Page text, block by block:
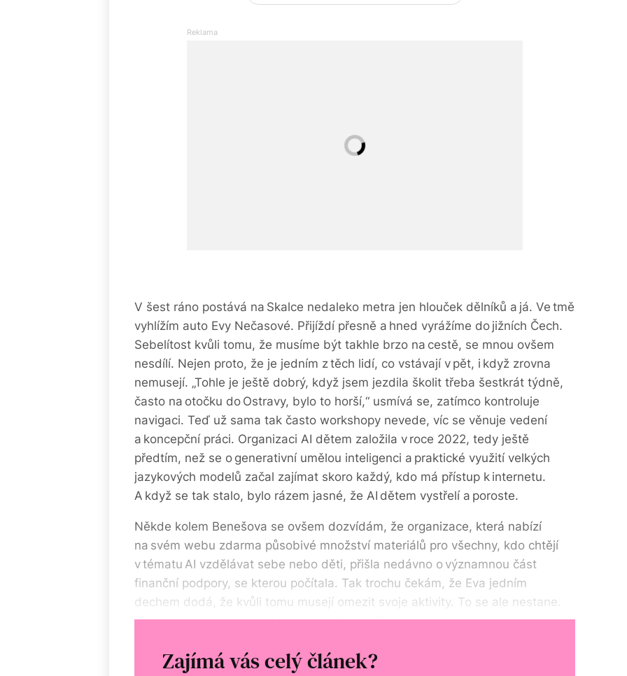
V šest ráno postává na Skalce nedaleko metra jen hlouček dělníků a já. Ve tmě
vyhlížím auto Evy Nečasové. Přijíždí přesně a hned vyrážíme do jižních Čech.
Sebelítost kvůli tomu, že musíme být takhle brzo na cestě, se mnou ovšem
nesdílí. Nejen proto, že je jedním z těch lidí, co vstávají v pět, i když zrovna
nemusejí. „Tohle je ještě dobrý, když jsem jezdila školit třeba šestkrát týdně,
často na otoč­ku do Ostravy, bylo to horší,“ usmívá se, zatímco kontroluje
navigaci. Teď už sama tak často workshopy nevede, víc se věnuje vedení
a koncepční práci. Organizaci AI dětem založila v roce 2022, tedy ještě
předtím, než se o generativní umělou inteligenci a praktické využití velkých
jazykových modelů začal zajímat skoro každý, kdo má přístup k internetu.
A když se tak stalo, bylo rázem jasné, že AI dětem vystřelí a poroste.
Někde kolem Benešova se ovšem dozvídám, že organizace, která nabízí
na svém webu zdarma působivé množství materiálů pro všechny, kdo chtějí
v tématu AI vzdělávat sebe nebo děti, přišla nedávno o významnou část
finanční podpory, se kterou počítala. Tak trochu čekám, že Eva jedním
dechem dodá, že kvůli tomu musejí omezit svoje aktivity. To se ale nestane.
„Tak jsme si já a spoluzakladatelka Jitka snížily platy a jedeme dál,“ dozvídám
Zajímá vás celý článek?